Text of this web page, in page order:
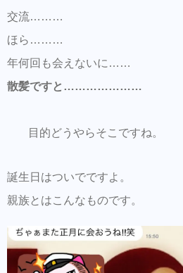
交流………
ほら………
年何回も会えないに……
散髪ですと…………………
目的どうやらそこですね。
誕生日はついでですよ。
親族とはこんなものです。